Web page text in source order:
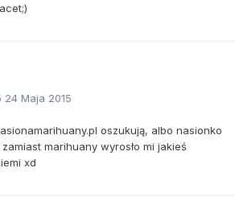
24 Maja 2015
oszukują, albo nasionko
marihuany wyrosło mi jakieś
xd